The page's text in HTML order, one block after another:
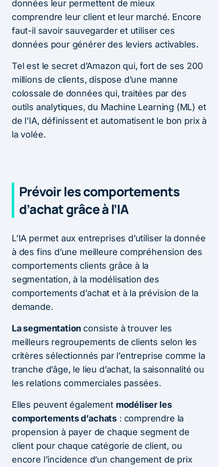
données leur permettent de mieux
comprendre leur client et leur marché. Encore
faut-il savoir sauvegarder et utiliser ces
données pour générer des leviers activables.
Tel est le secret d’Amazon qui, fort de ses 200
millions de clients, dispose d’une manne
colossale de données qui, traitées par des
outils analytiques, du Machine Learning (ML) et
de l’IA, définissent et automatisent le bon prix à
la volée.
Prévoir les comportements
d’achat grâce à l’IA
L’IA permet aux entreprises d’utiliser la donnée
à des fins d’une meilleure compréhension des
comportements clients grâce à la
segmentation, à la modélisation des
comportements d’achat et à la prévision de la
demande.
La segmentation consiste à trouver les
meilleurs regroupements de clients selon les
critères sélectionnés par l’entreprise comme la
tranche d’âge, le lieu d’achat, la saisonnalité ou
les relations commerciales passées.
Elles peuvent également modéliser les
comportements d’achats : comprendre la
propension à payer de chaque segment de
client pour chaque catégorie de client, ou
encore l’incidence d’un changement de prix